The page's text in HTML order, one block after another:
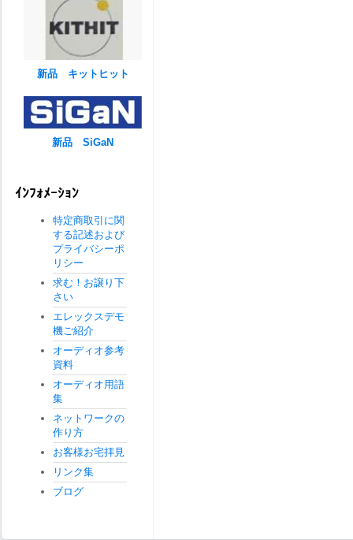
新品 キットヒット
新品 SiGaN
ｲﾝﾌｫﾒｰｼｮﾝ
特定商取引に関
する記述および
プライバシーポ
リシー
求む！お譲り下
さい
エレックスデモ
機ご紹介
オーディオ参考
資料
オーディオ用語
集
ネットワークの
作り方
お客様お宅拝見
リンク集
ブログ